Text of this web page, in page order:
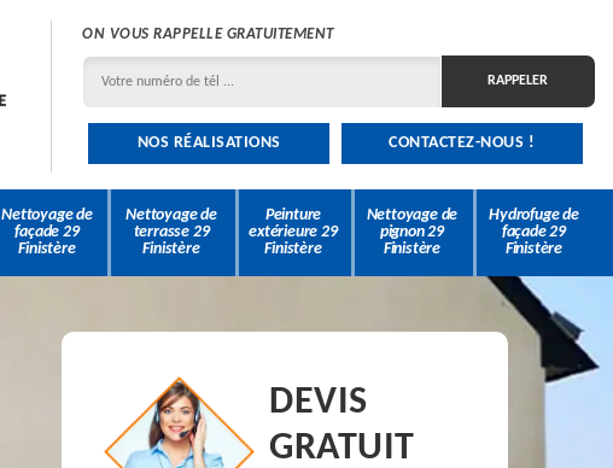
ON VOUS RAPPELLE GRATUITEMENT
NOS RÉALISATIONS CONTACTEZ-NOUS !
Nettoyage de
façade 29
Finistère
Nettoyage de
terrasse 29
Finistère
Peinture
extérieure 29
Finistère
Nettoyage de
pignon 29
Finistère
Hydrofuge de
façade 29
Finistère
DEVIS
GRATUIT